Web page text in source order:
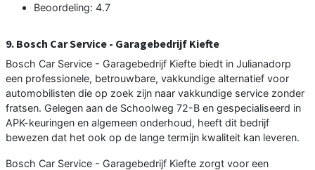
Beoordeling: 4.7
9. Bosch Car Service - Garagebedrijf Kiefte
Bosch Car Service - Garagebedrijf Kiefte biedt in Julianadorp
een professionele, betrouwbare, vakkundige alternatief voor
automobilisten die op zoek zijn naar vakkundige service zonder
fratsen. Gelegen aan de Schoolweg 72-B en gespecialiseerd in
APK-keuringen en algemeen onderhoud, heeft dit bedrijf
bewezen dat het ook op de lange termijn kwaliteit kan leveren.
Bosch Car Service - Garagebedrijf Kiefte zorgt voor een